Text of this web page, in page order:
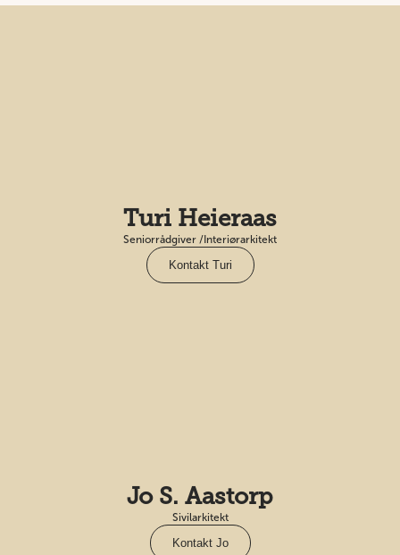
Turi Heieraas
Seniorrådgiver /Interiørarkitekt
Kontakt Turi
Jo S. Aastorp
Sivilarkitekt
Kontakt Jo